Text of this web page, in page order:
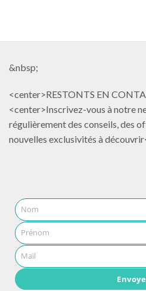
&nbsp;
<center>RESTONTS EN
<center>Inscrivez-vous à notre
régulièrement des conseils, des
nouvelles exclusivités à
Nom
Prénom
Mail